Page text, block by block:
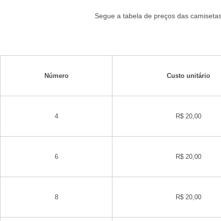
Segue a tabela de preços das
Número Custo unitário
4 R$ 20,00
6 R$ 20,00
8 R$ 20,00